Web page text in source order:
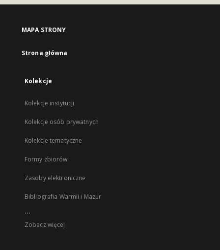
MAPA STRONY
Strona główna
Kolekcje
Kolekcje instytucji
Kolekcje osób prywatnych
Kolekcje tematyczne
Formy zbiorów
Zasoby elektroniczne
Bibliografia Warmii i Mazur
...
Zobacz więcej